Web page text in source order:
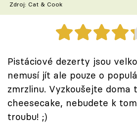
Recepty z TV
Speciál: Cuketa
Těhotnej kuchař
Sledujte prima+
Přihlášení
Zdroj: Cat & Cook
Pistáciové dezerty jsou
nemusí jít ale pouze o
zmrzlinu. Vyzkoušejte
cheesecake, nebudete k
troubu! ;)